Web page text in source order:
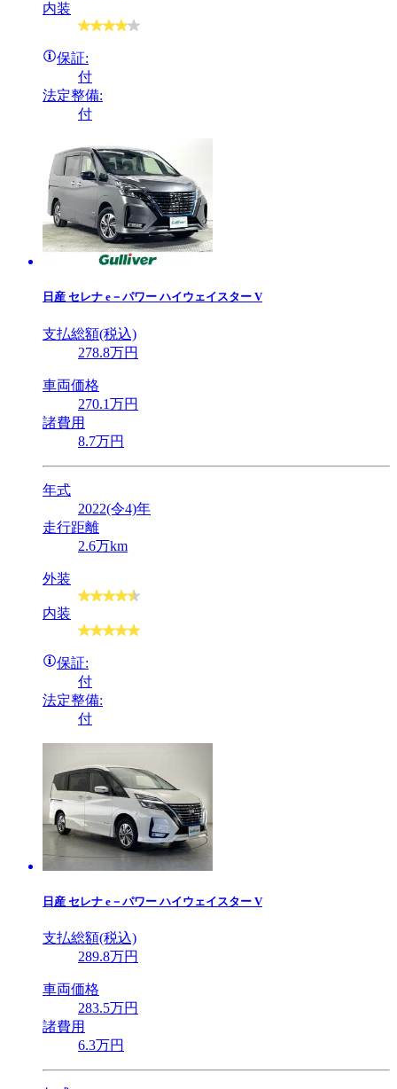
内装
保証:
付
法定整備:
付
日産 セレナ e－パワー ハイウェイスター V
支払総額(税込)
278.8万円
車両価格
270.1万円
諸費用
8.7万円
年式
2022(令4)年
走行距離
2.6万km
外装
内装
保証:
付
法定整備:
付
日産 セレナ e－パワー ハイウェイスター V
支払総額(税込)
289.8万円
車両価格
283.5万円
諸費用
6.3万円